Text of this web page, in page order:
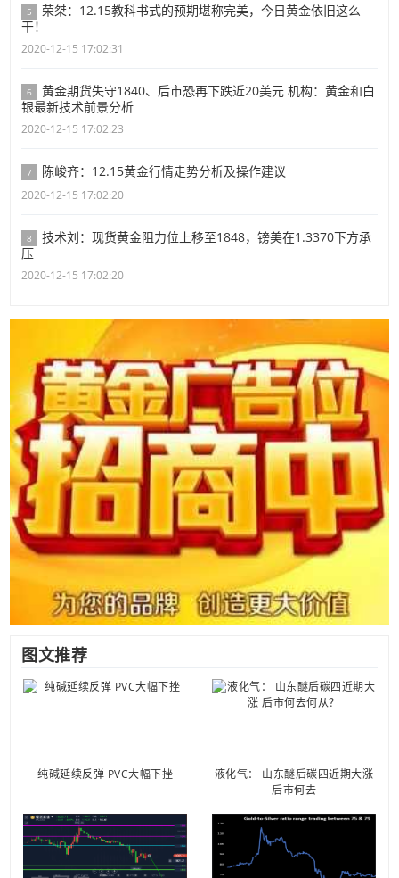
5
荣桀：12.15教科书式的预期堪称完美，今日黄金依旧这么
干！
2020-12-15 17:02:31
6
黄金期货失守1840、后市恐再下跌近20美元 机构：黄金和白
银最新技术前景分析
2020-12-15 17:02:23
7 陈峻齐：12.15黄金行情走势分析及操作建议
2020-12-15 17:02:20
8
技术刘：现货黄金阻力位上移至1848，镑美在1.3370下方承
压
2020-12-15 17:02:20
图文推荐
纯碱延续反弹 PVC大幅下挫
液化气： 山东醚后碳四近期大涨
后市何去